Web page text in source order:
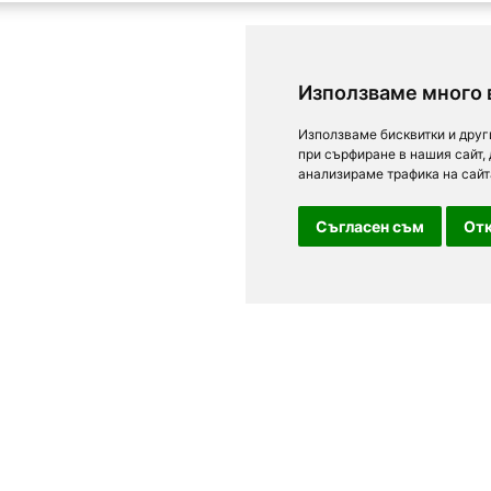
Използваме много
Използваме бисквитки и
при сърфиране в нашия
анализираме трафика на
Съгласен съм